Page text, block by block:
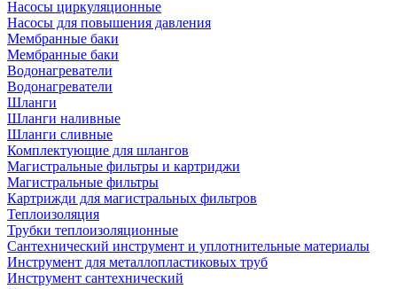
Насосы циркуляционные
Насосы для повышения давления
Мембранные баки
Мембранные баки
Водонагреватели
Водонагреватели
Шланги
Шланги наливные
Шланги сливные
Комплектующие для шлангов
Магистральные фильтры и картриджи
Магистральные фильтры
Картрижди для магистральных фильтров
Теплоизоляция
Трубки теплоизоляционные
Сантехнический инструмент и уплотнительные материалы
Инструмент для металлопластиковых труб
Инструмент сантехнический